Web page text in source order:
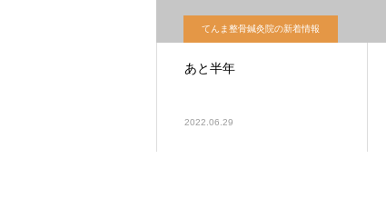
てんま整骨鍼灸院の新着情報
あと半年
2022.06.29